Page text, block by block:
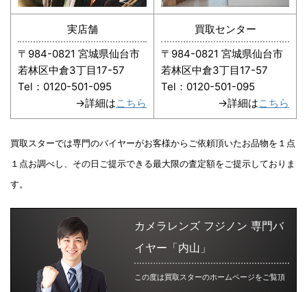
実店舗
〒984-0821 宮城県仙台市
若林区中倉3丁目17-57
Tel：0120-501-095
→詳細はこちら
買取センター
〒984-0821 宮城県仙台市
若林区中倉3丁目17-57
Tel：0120-501-095
→詳細はこちら
買取スターでは専門のバイヤーがお客様からご依頼頂いたお品物を１点
１点お調べし、その日ご提示できる最大限の査定額をご提示しておりま
す。
カメラレンズ フジノン 専門バ
イヤー「内山」
この度は買取スターのホームページをご覧頂